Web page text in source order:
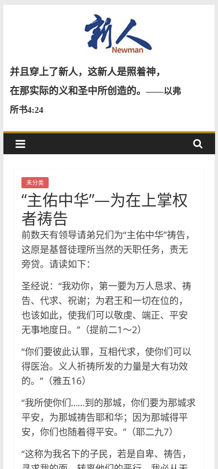
新
人
并且穿上了新人，这新人是照着神，
在那实际的义和圣中所创造的。——以弗
所书4:24
未分类
“主佑中华”—为在上掌权
者祷告
前数天有领导请弟兄们为“主佑中华”祷告，
这原是基督徒理所当然的天职任务，责无
旁贷。请读如下：
圣经说：“我劝你，第一要为万人恳求、祷
告、代求、祝谢；为君王和一切在位的，
也该如此，使我们可以敬虔、端正、平安
无事地度日。”（提前二1～2）
“你们要彼此认罪，互相代求，使你们可以
得医治。义人祈祷所发的力量是大有功效
的。”（雅五16）
“我所使你们……到的那城，你们要为那城求
平安，为那城祷告耶和华；因为那城得平
安，你们也随着得平安。”（耶二九7）
“这称为我名下的子民，若是自卑、祷告，